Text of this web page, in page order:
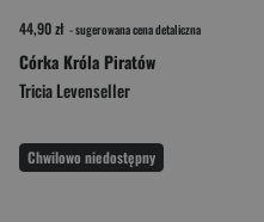
44,90 zł - sugerowana cena detaliczna
Córka Króla Piratów
Tricia Levenseller
Chwilowo niedostępny